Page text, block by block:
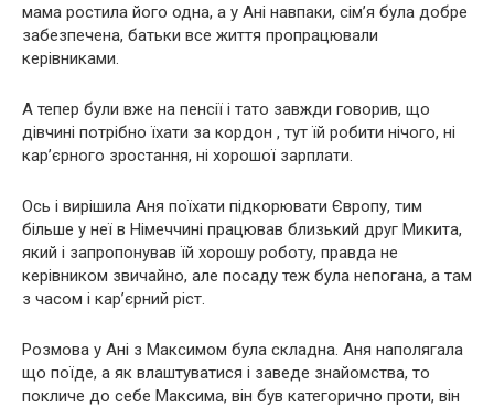
мама ростила його одна, а у Ані навпаки, сім’я була добре
забезпечена, батьки все життя пропрацювали
керівниками.
А тепер були вже на пенсії і тато завжди говорив, що
дівчині потрібно їхати за кордон , тут їй робити нічого, ні
кар’єрного зростання, ні хорошої зарплати.
Ось і вирішила Аня поїхати підкорювати Європу, тим
більше у неї в Німеччині працював близький друг Микита,
який і запропонував їй хорошу роботу, правда не
керівником звичайно, але посаду теж була непогана, а там
з часом і кар’єрний ріст.
Розмова у Ані з Максимом була складна. Аня наполягала
що поїде, а як влаштуватися і заведе знайомства, то
покличе до себе Максима, він був категорично проти, він